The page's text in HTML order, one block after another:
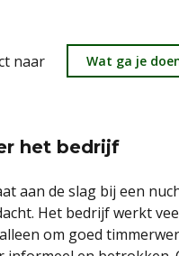
naar Wat ga je
het bedrijf
aan de slag bij een
Het bedrijf werkt
om goed